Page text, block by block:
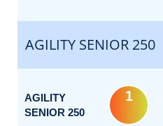
AGILITY SENIOR 250
AGILITY
SENIOR 250
1